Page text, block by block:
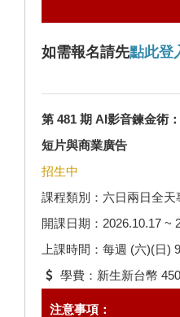
如需報名請先點此登
第 481 期 AI影音鍊金術
短片與商業廣告
招生中
課程類別：六日兩日全天
開課日期：2026.10.17 ~
上課時間：每週 (六)(日)
學費：新生新台幣
注意事項：